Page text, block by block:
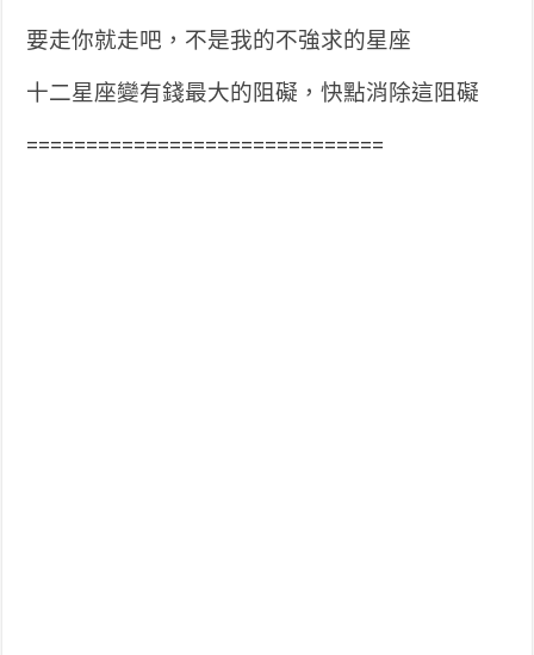
要走你就走吧，不是我的不強求的星座
十二星座變有錢最大的阻礙，快點消除這阻礙
==============================